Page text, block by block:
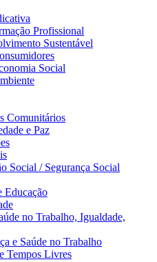
Profissional
Sustentável
Social
Comunitários
e Paz
Social / Segurança Social
Educação
no Trabalho, Igualdade,
e Saúde no Trabalho
Tempos Livres